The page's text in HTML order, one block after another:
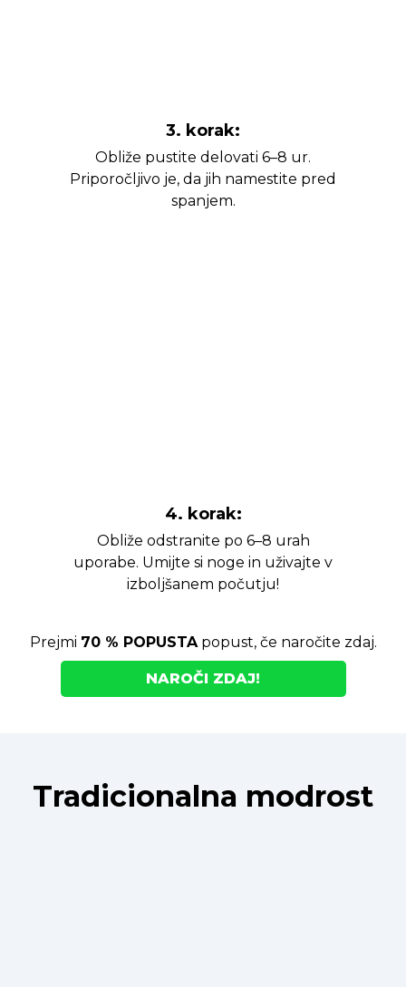
3. korak:
Obliže pustite delovati 6–8 ur.
Priporočljivo je, da jih namestite pred
spanjem.
4. korak:
Obliže odstranite po 6–8 urah
uporabe. Umijte si noge in uživajte v
izboljšanem počutju!
Prejmi 70 % POPUSTApopust, če naročite zdaj.
NAROČI ZDAJ!
Tradicionalna modrost